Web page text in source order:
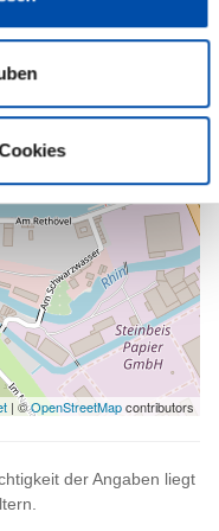
| ©OpenStreetMapcontributors
der Angaben liegt